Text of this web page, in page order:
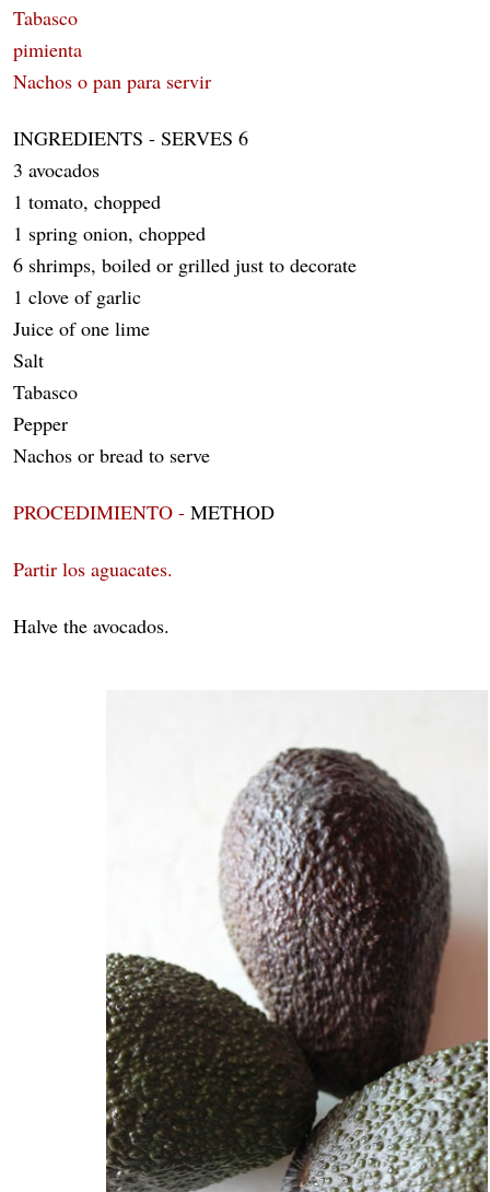
Tabasco
pimienta
Nachos o pan para servir
INGREDIENTS - SERVES 6
3 avocados
1 tomato, chopped
1 spring onion, chopped
6 shrimps, boiled or grilled just to decorate
1 clove of garlic
Juice of one lime
Salt
Tabasco
Pepper
Nachos or bread to serve
PROCEDIMIENTO -METHOD
Partir los aguacates.
Halve the avocados.